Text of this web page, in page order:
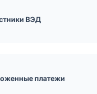
ВЭД
платежи